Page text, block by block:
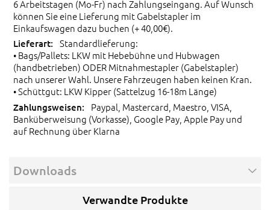
6 Arbeitstagen (Mo-Fr) nach Zahlungseingang. Auf Wunsch
können Sie eine Lieferung mit Gabelstapler im
Einkaufswagen dazu buchen (+ 40,00€).
Standardlieferung:
• Bags/Pallets: LKW mit Hebebühne und Hubwagen
(handbetrieben) ODER Mitnahmestapler (Gabelstapler)
nach unserer Wahl. Unsere Fahrzeugen haben keinen Kran.
• Schüttgut: LKW Kipper (Sattelzug 16-18m Länge)
Paypal, Mastercard, Maestro, VISA,
Banküberweisung (Vorkasse), Google Pay, Apple Pay und
auf Rechnung über Klarna
Downloads
Verwandte Produkte